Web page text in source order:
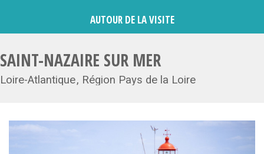
AUTOUR DE LA VISITE
SAINT-NAZAIRE SUR MER
Loire-Atlantique Région Pays de la Loire